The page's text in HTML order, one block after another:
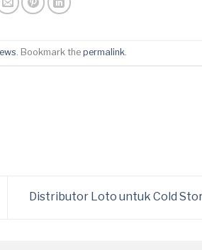
. Bookmark the permalink.
Distributor Loto untuk Cold